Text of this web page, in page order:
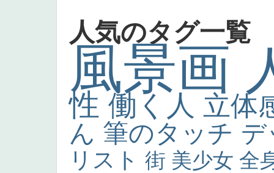
人気のタグ一覧
風景画
性 働く人 立体
ん 筆のタッチ
リスト 街 美少女 全